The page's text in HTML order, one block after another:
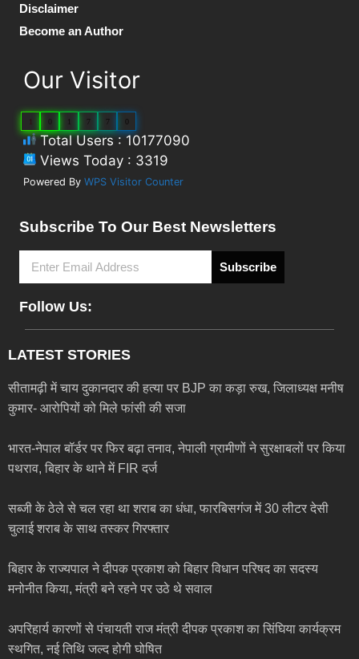
Disclaimer
Become an Author
Our Visitor
1 1 7 7
Total Users : 10177090
Views Today : 3319
Powered By WPS Visitor Counter
Subscribe To Our Best Newsletters
Subscribe
Follow Us:
LATEST STORIES
सीतामढ़ी में चाय दुकानदार की हत्या पर BJP का कड़ा रुख, जिलाध्यक्ष मनीष
कुमार- आरोपियों को मिले फांसी की सजा
भारत-नेपाल बॉर्डर पर फिर बढ़ा तनाव, नेपाली ग्रामीणों ने सुरक्षाबलों पर किया
पथराव, बिहार के थाने में FIR दर्ज
सब्जी के ठेले से चल रहा था शराब का धंधा, फारबिसगंज में 30 लीटर देसी
चुलाई शराब के साथ तस्कर गिरफ्तार
बिहार के राज्यपाल ने दीपक प्रकाश को बिहार विधान परिषद का सदस्य
मनोनीत किया, मंत्री बने रहने पर उठे थे सवाल
अपरिहार्य कारणों से पंचायती राज मंत्री दीपक प्रकाश का सिंघिया कार्यक्रम
स्थगित, नई तिथि जल्द होगी घोषित